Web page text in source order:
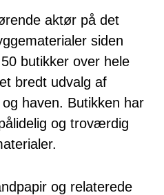
aktør på det
siden
butikker over hele
bredt udvalg af
haven. Butikken har
og troværdig
og relaterede